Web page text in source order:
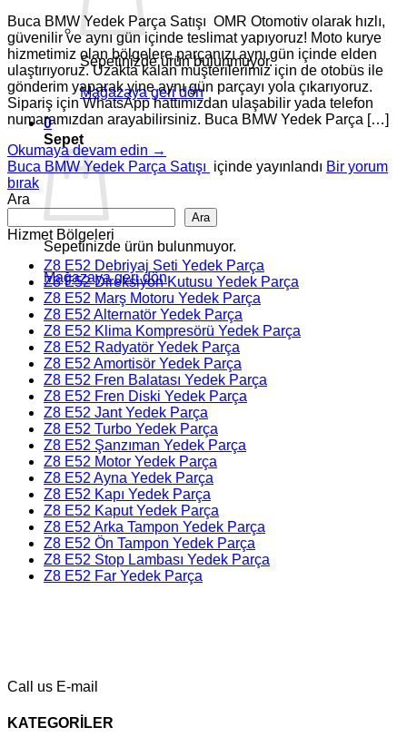
Sepetinizde ürün bulunmuyor.
Mağazaya geri dön
0
Sepet
Sepetinizde ürün bulunmuyor.
Mağazaya geri dön
Buca BMW Yedek Parça Satışı OMR Otomotiv olarak hızlı,
güvenilir ve aynı gün içinde teslimat yapıyoruz! Moto kurye
hizmetimiz olan bölgelere parçanızı aynı gün içinde elden
ulaştırıyoruz. Uzakta kalan müşterilerimiz için de otobüs ile
gönderim yaparak yine aynı gün parçayı yola çıkarıyoruz.
Sipariş için WhatsApp hattımızdan ulaşabilir yada telefon
numaramızdan arayabilirsiniz. Buca BMW Yedek Parça […]
Okumaya devam edin →
Buca BMW Yedek Parça Satışı içinde yayınlandı Bir yorum
bırak
Ara
Ara
Hizmet Bölgeleri
Z8 E52 Debriyaj Seti Yedek Parça
Z8 E52 Direksiyon Kutusu Yedek Parça
Z8 E52 Marş Motoru Yedek Parça
Z8 E52 Alternatör Yedek Parça
Z8 E52 Klima Kompresörü Yedek Parça
Z8 E52 Radyatör Yedek Parça
Z8 E52 Amortisör Yedek Parça
Z8 E52 Fren Balatası Yedek Parça
Z8 E52 Fren Diski Yedek Parça
Z8 E52 Jant Yedek Parça
Z8 E52 Turbo Yedek Parça
Z8 E52 Şanzıman Yedek Parça
Z8 E52 Motor Yedek Parça
Z8 E52 Ayna Yedek Parça
Z8 E52 Kapı Yedek Parça
Z8 E52 Kaput Yedek Parça
Z8 E52 Arka Tampon Yedek Parça
Z8 E52 Ön Tampon Yedek Parça
Z8 E52 Stop Lambası Yedek Parça
Z8 E52 Far Yedek Parça
Call us E-mail
KATEGORİLER